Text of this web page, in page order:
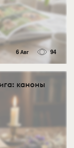
6 Авг 94
каноны